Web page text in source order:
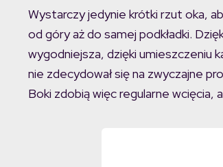
Wystarczy jedynie krótki rzut oka,
od góry aż do samej podkładki.
wygodniejsza, dzięki umieszczeniu
nie zdecydował się na zwyczajne
Boki zdobią więc regularne wcięcia,